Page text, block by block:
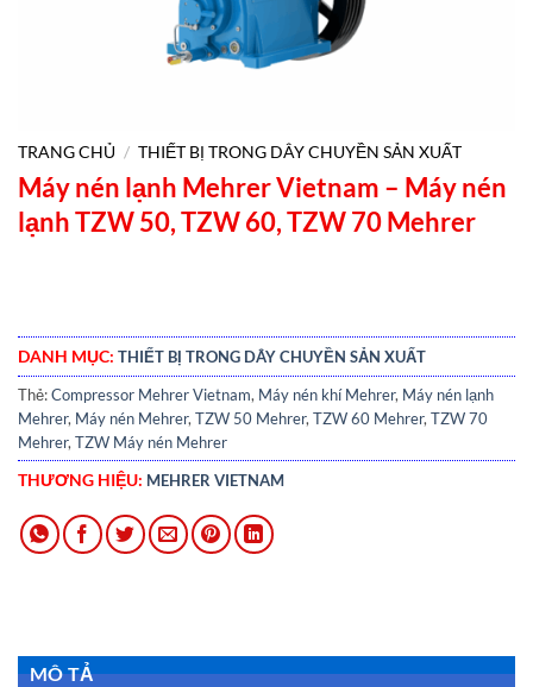
TRANG CHỦ / THIẾT BỊ TRONG DÂY CHUYỀN SẢN XUẤT
Máy nén lạnh Mehrer Vietnam – Máy nén
lạnh TZW 50, TZW 60, TZW 70 Mehrer
DANH MỤC: THIẾT BỊ TRONG DÂY CHUYỀN SẢN XUẤT
Thẻ:Compressor Mehrer Vietnam, Máy nén khí Mehrer, Máy nén lạnh
Mehrer, Máy nén Mehrer,TZW 50 Mehrer,TZW 60 Mehrer,TZW 70
Mehrer,TZW Máy nén Mehrer
THƯƠNG HIỆU: MEHRER VIETNAM
MÔ TẢ